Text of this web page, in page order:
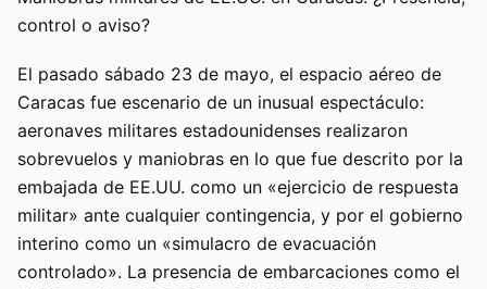
control o aviso?
El pasado sábado 23 de mayo, el espacio aéreo de
Caracas fue escenario de un inusual espectáculo:
aeronaves militares estadounidenses realizaron
sobrevuelos y maniobras en lo que fue descrito por la
embajada de EE.UU. como un «ejercicio de respuesta
militar» ante cualquier contingencia, y por el gobierno
interino como un «simulacro de evacuación
controlado». La presencia de embarcaciones como el